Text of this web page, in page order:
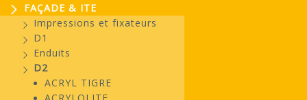
FAÇADE & ITE
Impressions et fixateurs
D1
Enduits
D2
ACRYL TIGRE